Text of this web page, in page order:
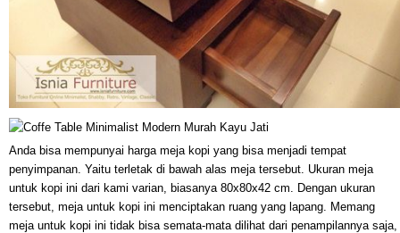
Anda bisa mempunyai harga meja kopi yang bisa menjadi tempat
penyimpanan. Yaitu terletak di bawah alas meja tersebut. Ukuran meja
untuk kopi ini dari kami varian, biasanya 80x80x42 cm. Dengan ukuran
tersebut, meja untuk kopi ini menciptakan ruang yang lapang. Memang
meja untuk kopi ini tidak bisa semata-mata dilihat dari penampilannya saja,